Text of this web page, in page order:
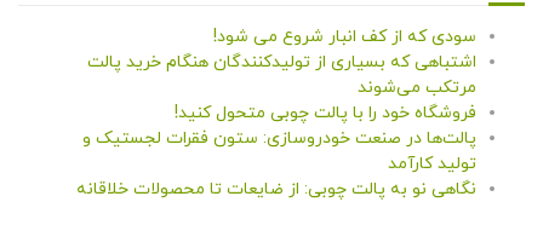
سودی که از کف انبار شروع می شود!
اشتباهی که بسیاری از تولیدکنندگان هنگام خرید پالت
مرتکب می‌شوند
فروشگاه خود را با پالت چوبی متحول کنید!
پالت‌ها در صنعت خودروسازی: ستون فقرات لجستیک و
تولید کارآمد
نگاهی نو به پالت چوبی: از ضایعات تا محصولات خلاقانه